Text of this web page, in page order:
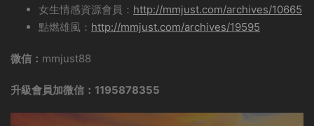
女生情感資源會員： http://mmjust.com/archives/10665
點燃雄風： http://mmjust.com/archives/19595
微信： mmjust88
升級會員加微信：1195878355